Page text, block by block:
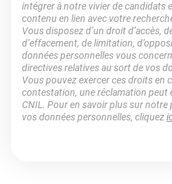
intégrer à notre vivier de candidats
contenu en lien avec votre
Vous disposez d’un droit d’accès,
d’effacement, de limitation,
données personnelles vous
directives relatives au sort de vos
Vous pouvez exercer ces droits en
contestation, une réclamation peut
CNIL. Pour en savoir plus sur
vos données personnelles, cliquez